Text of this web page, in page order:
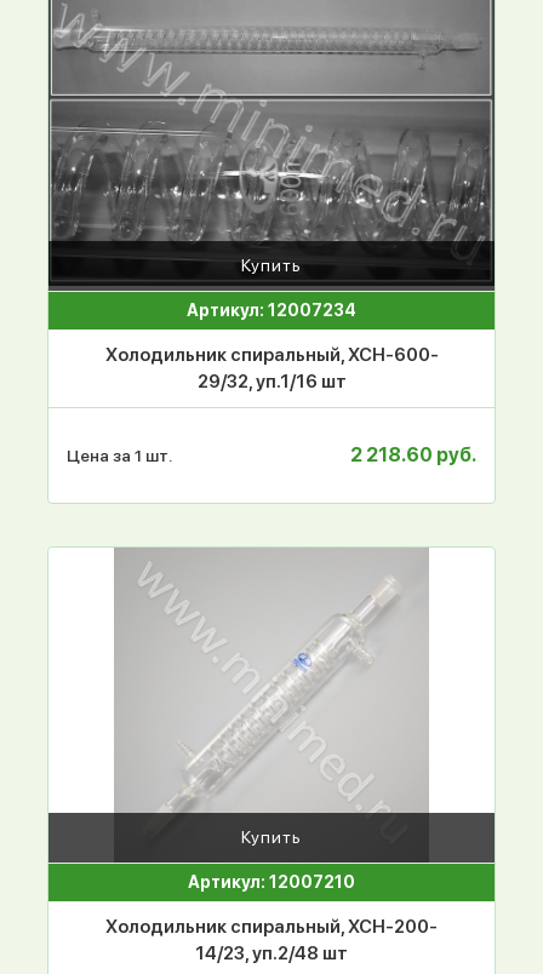
Купить
Артикул: 12007234
Холодильник спиральный, ХСН-600-
29/32, уп.1/16 шт
Цена за 1 шт. 2 218.60 руб.
Купить
Артикул: 12007210
Холодильник спиральный, ХСН-200-
14/23, уп.2/48 шт